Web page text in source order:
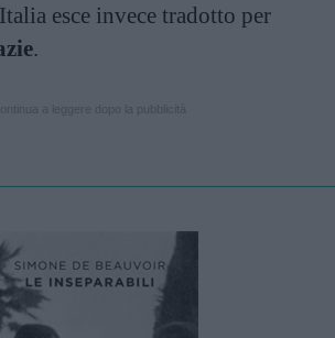
esce invece tradotto per
.